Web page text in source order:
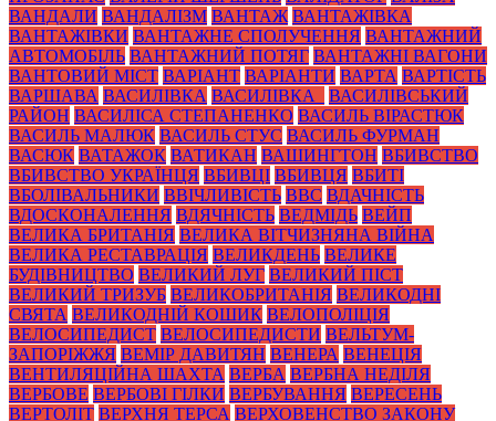
ВАНДАЛИ ВАНДАЛІЗМ ВАНТАЖ ВАНТАЖІВКА
ВАНТАЖІВКИ ВАНТАЖНЕ СПОЛУЧЕННЯ ВАНТАЖНИЙ
АВТОМОБІЛЬ ВАНТАЖНИЙ ПОТЯГ ВАНТАЖНІ ВАГОНИ
ВАНТОВИЙ МІСТ ВАРІАНТ ВАРІАНТИ ВАРТА ВАРТІСТЬ
ВАРШАВА ВАСИЛІВКА ВАСИЛІВКА_
ВАСИЛІВСЬКИЙ
РАЙОН ВАСИЛІСА СТЕПАНЕНКО ВАСИЛЬ ВІРАСТЮК
ВАСИЛЬ МАЛЮК ВАСИЛЬ СТУС ВАСИЛЬ ФУРМАН
ВАСЮК ВАТАЖОК ВАТИКАН ВАШИНГТОН ВБИВСТВО
ВБИВСТВО УКРАЇНЦЯ ВБИВЦІ ВБИВЦЯ ВБИТІ
ВБОЛІВАЛЬНИКИ ВВІЧЛИВІСТЬ ВВС ВДАЧНІСТЬ
ВДОСКОНАЛЕННЯ ВДЯЧНІСТЬ ВЕДМІДЬ ВЕЙП
ВЕЛИКА БРИТАНІЯ ВЕЛИКА ВІТЧИЗНЯНА ВІЙНА
ВЕЛИКА РЕСТАВРАЦІЯ ВЕЛИКДЕНЬ ВЕЛИКЕ
БУДІВНИЦТВО ВЕЛИКИЙ ЛУГ ВЕЛИКИЙ ПІСТ
ВЕЛИКИЙ ТРИЗУБ ВЕЛИКОБРИТАНІЯ ВЕЛИКОДНІ
СВЯТА ВЕЛИКОДНІЙ КОШИК ВЕЛОПОЛІЦІЯ
ВЕЛОСИПЕДИСТ ВЕЛОСИПЕДИСТИ ВЕЛЬТУМ-
ЗАПОРІЖЖЯ ВЕМІР ДАВИТЯН ВЕНЕРА ВЕНЕЦІЯ
ВЕНТИЛЯЦІЙНА ШАХТА ВЕРБА ВЕРБНА НЕДІЛЯ
ВЕРБОВЕ ВЕРБОВІ ГІЛКИ ВЕРБУВАННЯ ВЕРЕСЕНЬ
ВЕРТОЛІТ ВЕРХНЯ ТЕРСА ВЕРХОВЕНСТВО ЗАКОНУ